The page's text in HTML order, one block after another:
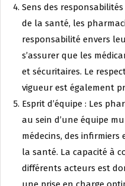
Sens des
de la santé, les
responsabilité envers
s’assurer que les
et sécuritaires. Le
vigueur est également
Esprit d’équipe : Les
au sein d’une équipe
médecins, des infirmiers
la santé. La capacité à
différents acteurs est